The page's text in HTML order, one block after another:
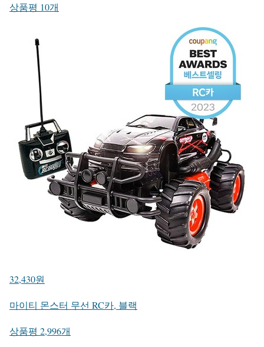
상품평 10개
32,430원
마이티 몬스터 무선 RC카, 블랙
상품평 2,996개